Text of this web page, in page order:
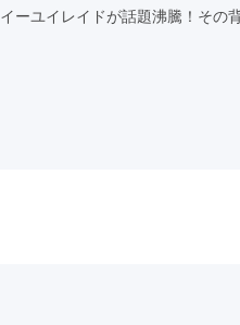
ーユイレイドが話題沸騰！その